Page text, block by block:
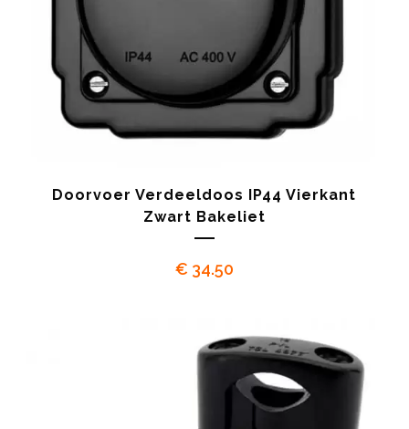
Doorvoer Verdeeldoos IP44 Vierkant
Zwart Bakeliet
€ 34.50